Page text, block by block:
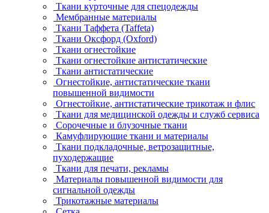
Ткани курточные для спецодежды
Мембранные материалы
Ткани Таффета (Taffeta)
Ткани Оксфорд (Oxford)
Ткани огнестойкие
Ткани огнестойкие антистатические
Ткани антистатические
Огнестойкие, антистатические ткани
повышенной видимости
Огнестойкие, антистатические трикотаж и флис
Ткани для медицинской одежды и служб сервиса
Сорочечные и блузочные ткани
Камуфлирующие ткани и материалы
Ткани подкладочные, ветрозащитные,
пуходержащие
Ткани для печати, рекламы
Материалы повышенной видимости для
сигнальной одежды
Трикотажные материалы